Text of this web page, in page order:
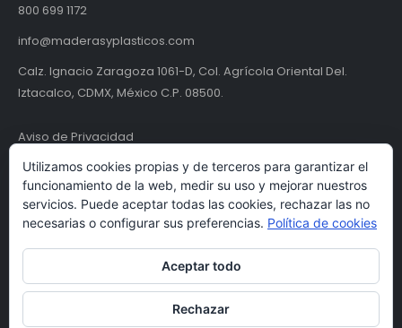
800 699 1172
info@maderasyplasticos.com
Calz. Ignacio Zaragoza 1061-D, Col. Agrícola Oriental Del.
Iztacalco, CDMX, México C.P. 08500.
Aviso de Privacidad
Términos y condiciones
Utilizamos cookies propias y de terceros para garantizar el
funcionamiento de la web, medir su uso y mejorar nuestros
servicios. Puede aceptar todas las cookies, rechazar las no
necesarias o configurar sus preferencias. Política de cookies
Aceptar todo
Rechazar